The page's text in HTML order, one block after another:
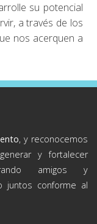
su potencial
a través de los
nos acerquen a
, y reconocemos
y fortalecer
amigos y
juntos conforme al